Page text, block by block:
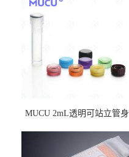
MUCU 2mL透明可站立管身